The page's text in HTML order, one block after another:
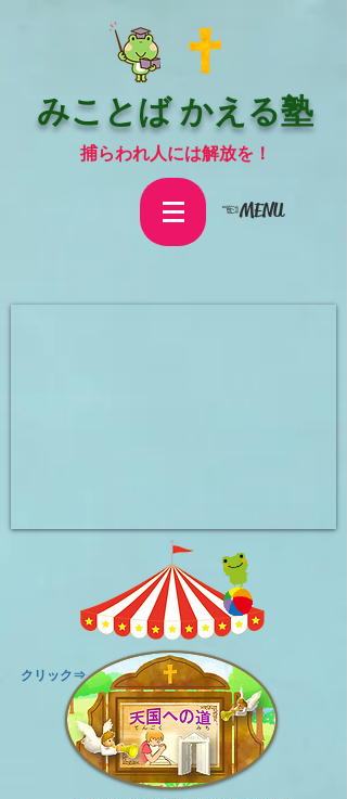
みことば かえる塾
捕らわれ人には解放を！
☜MENU
​クリック⇒